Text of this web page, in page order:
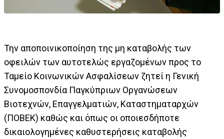
Την αποποινικοποίηση της μη καταβολής των
οφειλών των αυτοτελώς εργαζομένων προς το
Ταμείο Κοινωνικών Ασφαλίσεων ζητεί η Γενική
Συνομοσπονδία Παγκύπριων Οργανώσεων
Βιοτεχνών, Επαγγελματιών, Καταστηματαρχών
(ΠΟΒΕΚ) καθώς και όπως οι οποιεσδήποτε
δικαιολογημένες καθυστερήσεις καταβολής